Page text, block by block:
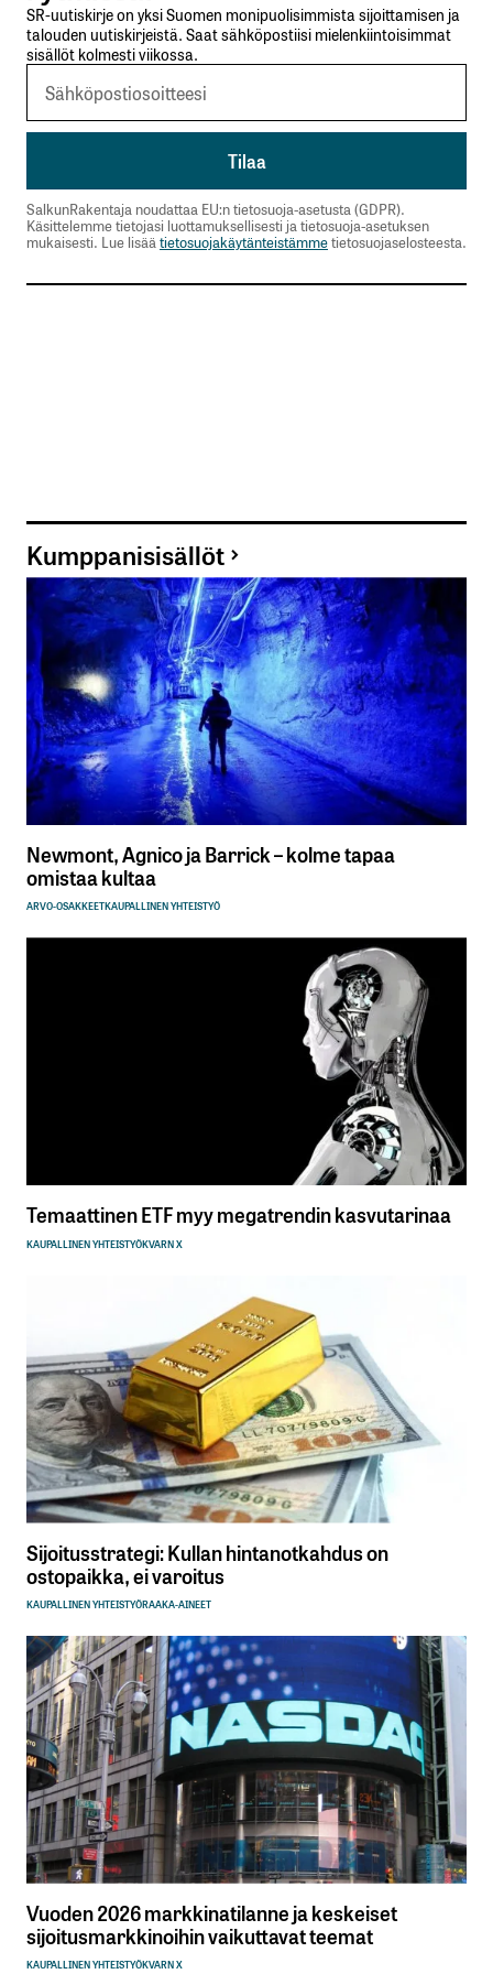
SR-uutiskirje on yksi Suomen monipuolisimmista sijoittamisen ja
talouden uutiskirjeistä. Saat sähköpostiisi mielenkiintoisimmat
sisällöt kolmesti viikossa.
SalkunRakentaja noudattaa EU:n tietosuoja-asetusta (GDPR).
Käsittelemme tietojasi luottamuksellisesti ja tietosuoja-asetuksen
mukaisesti. Lue lisäätietosuojakäytänteistämmetietosuojaselosteesta.
Kumppanisisällöt
Newmont, Agnico ja Barrick – kolme tapaa
omistaa kultaa
ARVO-OSAKKEETKAUPALLINEN YHTEISTYÖ
Temaattinen ETF myy megatrendin kasvutarinaa
KAUPALLINEN YHTEISTYÖKVARN X
Sijoitusstrategi: Kullan hintanotkahdus on
ostopaikka, ei varoitus
KAUPALLINEN YHTEISTYÖRAAKA-AINEET
Vuoden 2026 markkinatilanne ja keskeiset
sijoitusmarkkinoihin vaikuttavat teemat
KAUPALLINEN YHTEISTYÖKVARN X